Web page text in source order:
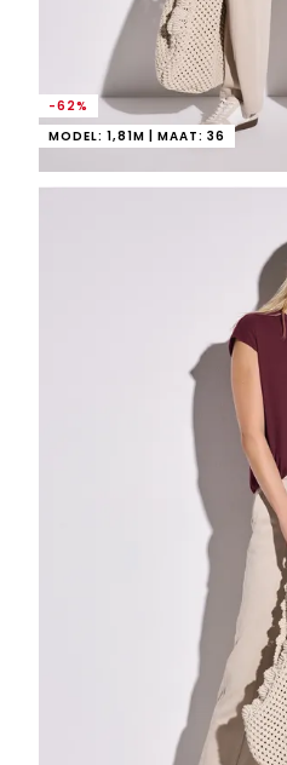
-62%
MODEL: 1,81M | MAAT: 36